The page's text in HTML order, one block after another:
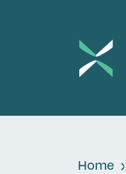
Home